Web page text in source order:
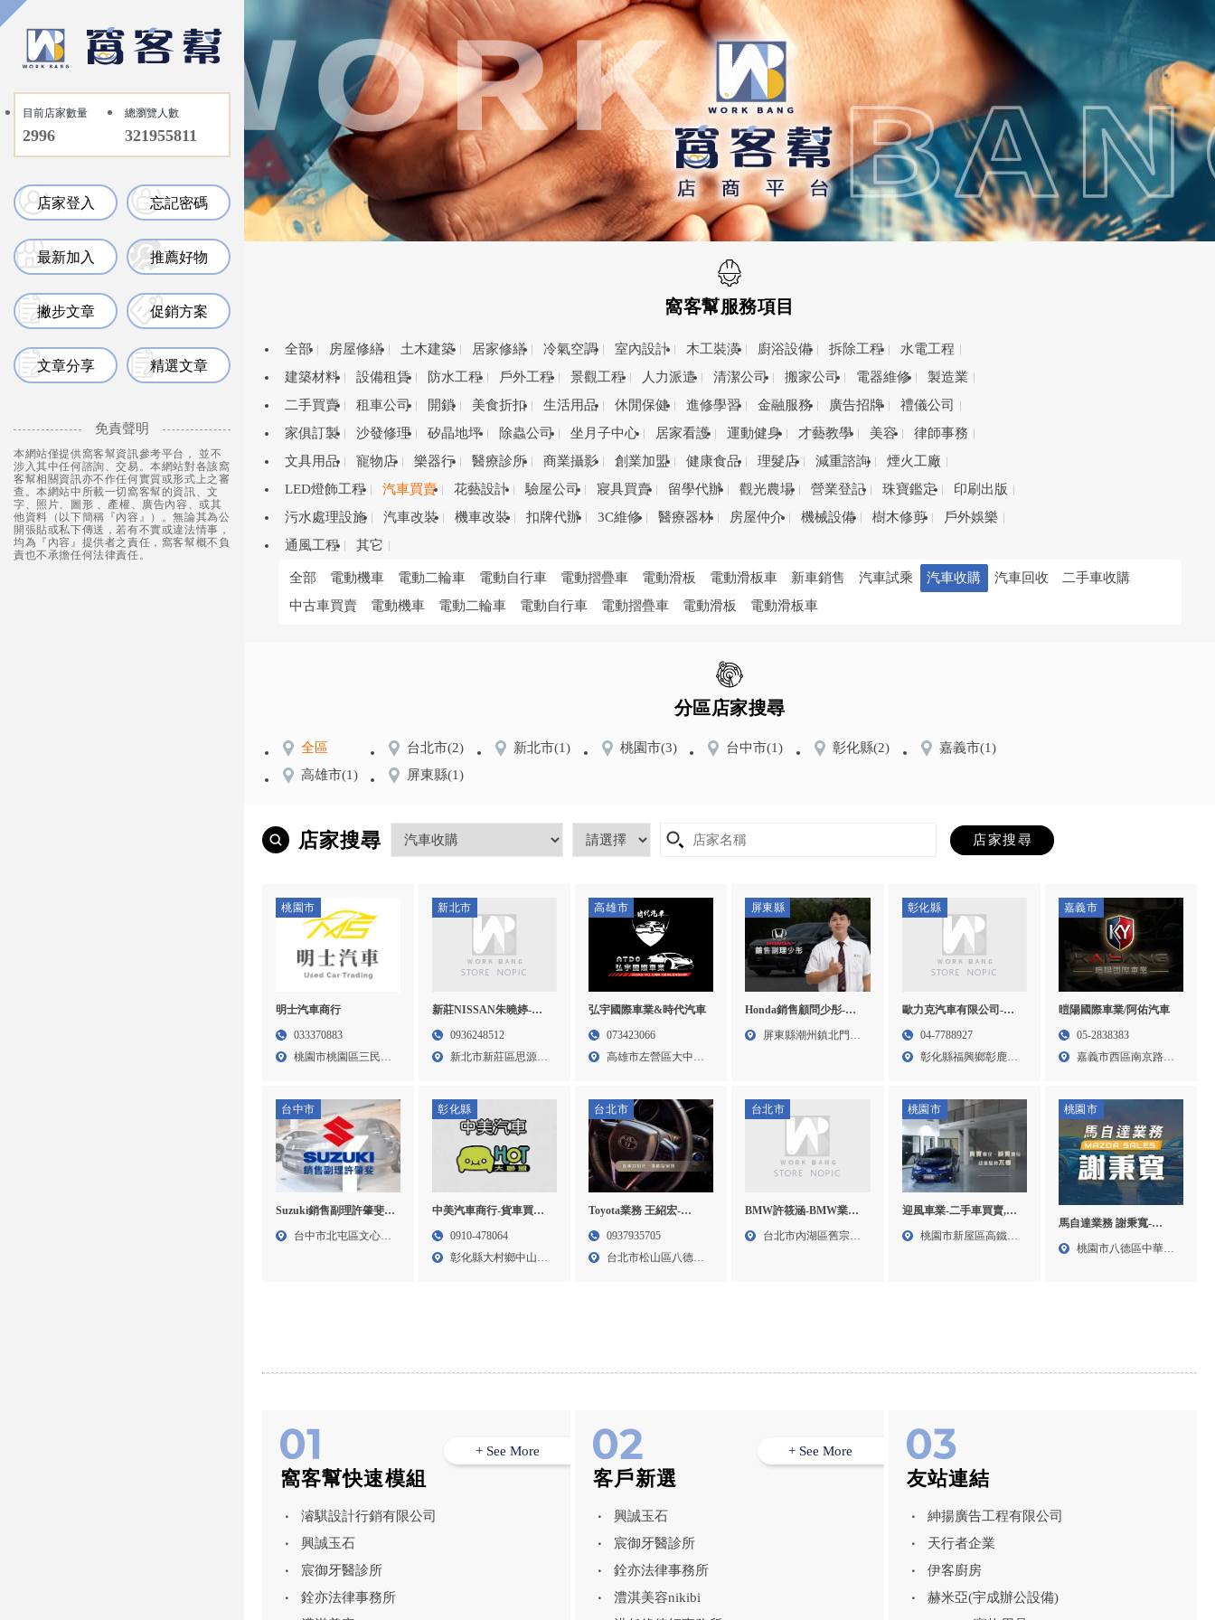
目前店家數量
2996
總瀏覽人數
321955811
店家登入 忘記密碼
最新加入 推薦好物
撇步文章 促銷方案
文章分享 精選文章
免責聲明
本網站僅提供窩客幫資訊參考平台， 並不
涉入其中任何諮詢、交易。本網站對各該窩
客幫相關資訊亦不作任何實質或形式上之審
查。本網站中所載一切窩客幫的資訊、文
字、照片、圖形 、產權、廣告內容、或其
他資料（以下簡稱『內容』）。無論其為公
開張貼或私下傳送，若有不實或違法情事，
均為『內容』提供者之責任，窩客幫概不負
責也不承擔任何法律責任。
窩客幫服務項目
全部 房屋修繕 土木建築 居家修繕 冷氣空調 室內設計 木工裝潢 廚浴設備 拆除工程
水電工程
建築材料
設備租賃 防水工程 戶外工程 景觀工程 人力派遣 清潔公司 搬家公司 電器維修
製造業
二手買賣
租車公司 開鎖 美食折扣 生活用品 休閒保健 進修學習 金融服務 廣告招牌
禮儀公司
家俱訂製
沙發修理 矽晶地坪 除蟲公司 坐月子中心 居家看護 運動健身 才藝教學 美容
律師事務
文具用品
寵物店 樂器行 醫療診所 商業攝影 創業加盟 健康食品 理髮店 減重諮詢
煙火工廠
LED燈飾工程
汽車買賣 花藝設計 驗屋公司 寢具買賣 留學代辦 觀光農場 營業登記 珠寶鑑定
印刷出版
污水處理設施
汽車改裝 機車改裝 扣牌代辦 3C維修 醫療器材 房屋仲介 機械設備 樹木修剪
戶外娛樂
通風工程
其它
全部 電動機車 電動二輪車 電動自行車 電動摺疊車 電動滑板 電動滑板車 新車銷售 汽車試乘 汽車收購 汽車回收
二手車收購
中古車買賣
電動機車 電動二輪車 電動自行車 電動摺疊車 電動滑板 電動滑板車
分區店家搜尋
全區 台北市(2) 新北市(1) 桃園市(3) 台中市(1) 彰化縣(2) 嘉義市(1)
高雄市(1) 屏東縣(1)
店家搜尋
桃園市
明士汽車商行
033370883
桃園市桃園區三民里
新北市
新莊NISSAN朱曉婷-
NISSAN業務,KICKS試
莊KICKS試乘
0936248512
新北市新莊區思源路
高雄市
弘宇國際車業&時代汽車
073423066
高雄市左營區大中一
屏東縣
Honda銷售顧問少彤-
HONDA業務,HONDA買
屏東縣潮州鎮北門路
彰化縣
歐力克汽車有限公司-餐
車收購,二手車收購,彰化
04-7788927
彰化縣福興鄉彰鹿路
嘉義市
暟陽國際車業/阿佑汽車
05-2838383
嘉義市西區南京路
台中市
Suzuki銷售副理許肇斐-
SUZUKI試乘, SWIFT試
台中市北屯區文心路
彰化縣
中美汽車商行-貨車買賣,
二手貨車買賣,彰化貨車
0910-478064
彰化縣大村鄉中山路
台北市
Toyota業務 王紹宏-
toyota業務,臺北toyota業
0937935705
台北市松山區八德路
台北市
BMW許筱涵-BMW業
務,BMW試乘,台北BMW
台北市內湖區舊宗路
桃園市
迎風車業-二手車買賣,中
古車買賣,中古車收購,桃
桃園市新屋區高鐵南
桃園市
馬自達業務 謝秉寬-
Mazda試駕,Mazda CX5
桃園市八德區中華路
窩客幫快速模組
濬騏設計行銷有限公司
興誠玉石
宸御牙醫診所
銓亦法律事務所
+ See More
客戶新選
興誠玉石
宸御牙醫診所
銓亦法律事務所
澧淇美容nikibi
+ See More
友站連結
紳揚廣告工程有限公司
天行者企業
伊客廚房
赫米亞(宇成辦公設備)